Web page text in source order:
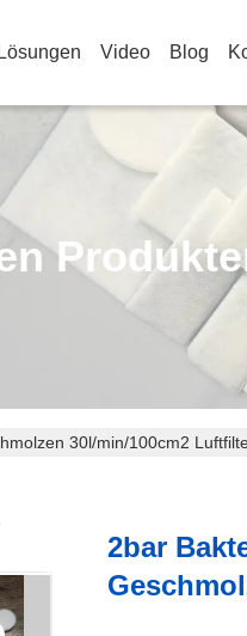
Lösungen Video Blog
30l/min/100cm2
2bar